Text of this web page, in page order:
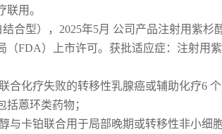
用。
合型），2025年5月 公司产品注射用紫
（FDA）上市许可。获批适应症：注射用
合化疗失败的转移性乳腺癌或辅助化疗6
蒽环类药物；
与卡铂联合用于局部晚期或转移性非小细